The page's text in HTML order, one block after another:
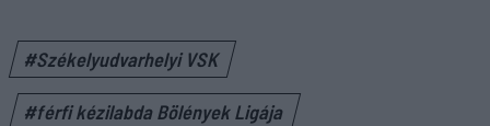
#Székelyudvarhelyi VSK
#férfi kézilabda Bölények Ligája